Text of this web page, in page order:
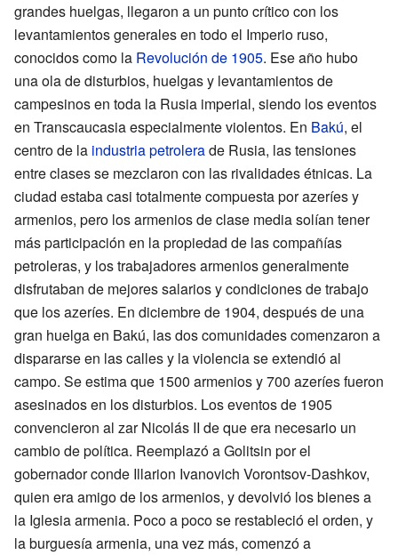
grandes huelgas, llegaron a un punto crítico con los
levantamientos generales en todo el Imperio ruso,
conocidos como la Revolución de 1905. Ese año hubo
una ola de disturbios, huelgas y levantamientos de
campesinos en toda la Rusia imperial, siendo los eventos
en Transcaucasia especialmente violentos. En Bakú, el
centro de la industria petrolerade Rusia, las tensiones
entre clases se mezclaron con las rivalidades étnicas. La
ciudad estaba casi totalmente compuesta por azeríes y
armenios, pero los armenios de clase media solían tener
más participación en la propiedad de las compañías
petroleras, y los trabajadores armenios generalmente
disfrutaban de mejores salarios y condiciones de trabajo
que los azeríes. En diciembre de 1904, después de una
gran huelga en Bakú, las dos comunidades comenzaron a
dispararse en las calles y la violencia se extendió al
campo. Se estima que 1500 armenios y 700 azeríes fueron
asesinados en los disturbios. Los eventos de 1905
convencieron al zar Nicolás II de que era necesario un
cambio de política. Reemplazó a Golitsin por el
gobernador conde Illarion Ivanovich Vorontsov-Dashkov,
quien era amigo de los armenios, y devolvió los bienes a
la Iglesia armenia. Poco a poco se restableció el orden, y
la burguesía armenia, una vez más, comenzó a